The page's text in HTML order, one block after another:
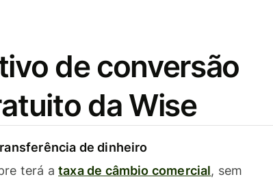
de conversão
da Wise
de dinheiro
terá ataxa de câmbio comercial, sem